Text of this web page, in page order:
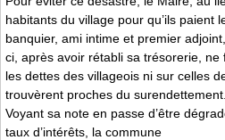
habitants du village pour qu’ils paient
banquier, ami intime et premier
ci, après avoir rétabli sa trésorerie,
les dettes des villageois ni sur celles
trouvèrent proches du surendettement.
Voyant sa note en passe d’être
taux d’intérêts, la commune